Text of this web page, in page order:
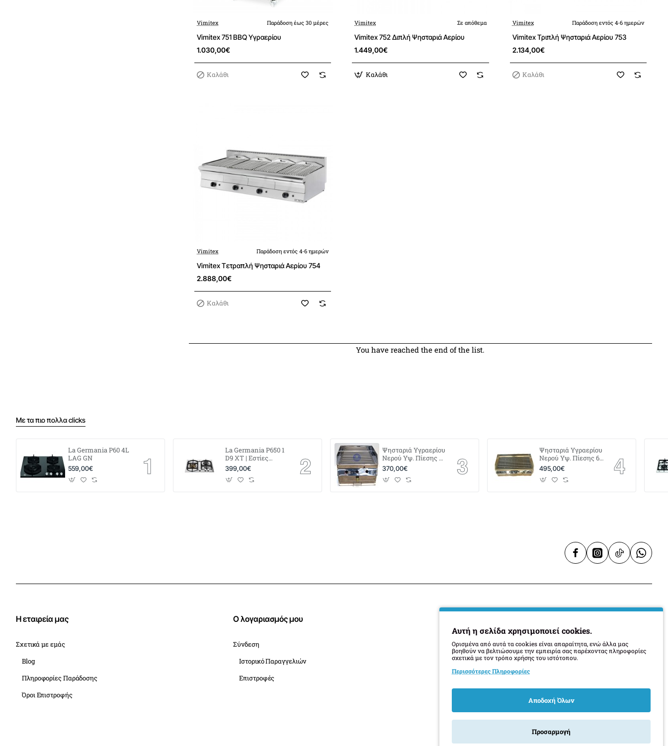
Vimitex Παράδοση έως 30 μέρες
Vimitex 751 BBQ Υγραερίου
1.030,00€
Καλάθι
Vimitex Σε απόθεμα
Vimitex 752 Διπλή Ψησταριά Αερίου
1.449,00€
Καλάθι
Vimitex Παράδοση εντός 4-6 ημερών
Vimitex Τριπλή Ψησταριά Αερίου 753
2.134,00€
Καλάθι
Vimitex Παράδοση εντός 4-6 ημερών
Vimitex Τετραπλή Ψησταριά Αερίου 754
2.888,00€
Καλάθι
You have reached the end of the list.
Με τα πιο πολλα clicks
La Germania P60 4L
LAG GN
559,00€
La Germania P650 1
D9 XT | Εστίες
Αερίου με
Μπρούτζινους
Διασπορείς
399,00€
Ψησταριά Υγραερίου
Νερού Υψ. Πίεσης 40
x 40
370,00€
Ψησταριά Υγραερίου
Νερού Υψ. Πίεσης 60
x 40
495,00€
Η εταιρεία μας
Σχετικά με εμάς
Blog
Πληροφορίες Παράδοσης
Όροι Επιστροφής
Ο λογαριασμός μου
Σύνδεση
Ιστορικό Παραγγελιών
Επιστροφές
Επικοινωνία
Τοποθεσία Καταστήματος
Αυτή η σελίδα χρησιμοποιεί cookies.
Ορισμένα από αυτά τα cookies είναι απαραίτητα, ενώ άλλα μας
βοηθούν να βελτιώσουμε την εμπειρία σας παρέχοντας πληροφορίες
σχετικά με τον τρόπο χρήσης του ιστότοπου.
Περισσότερες Πληροφορίες
Αποδοχή Όλων
Προσαρμογή